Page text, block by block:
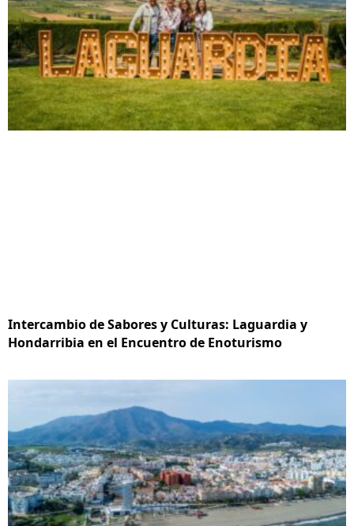
Intercambio de Sabores y Culturas: Laguardia y
Hondarribia en el Encuentro de Enoturismo